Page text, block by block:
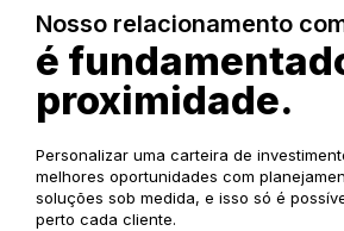
Nosso relacionamento
é
proximidade.
Personalizar uma carteira de
melhores oportunidades com
soluções sob medida, e isso só é
perto cada cliente.